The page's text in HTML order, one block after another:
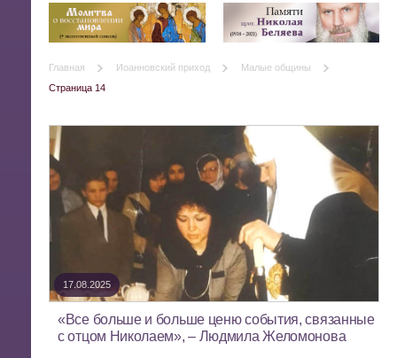
Главная Иоанновский приход
Малые общины
Страница 14
17.08.2025
«Все больше и больше ценю события, связанные
с отцом Николаем», – Людмила Желомонова